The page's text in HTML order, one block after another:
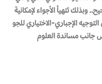
وبذلك تتهيأ الأجواء لإمكانية
الإجباري-الاختياري للجو
جانب مساندة العلوم